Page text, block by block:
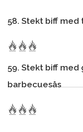
58. Stekt biff med
59. Stekt biff med
barbecuesås